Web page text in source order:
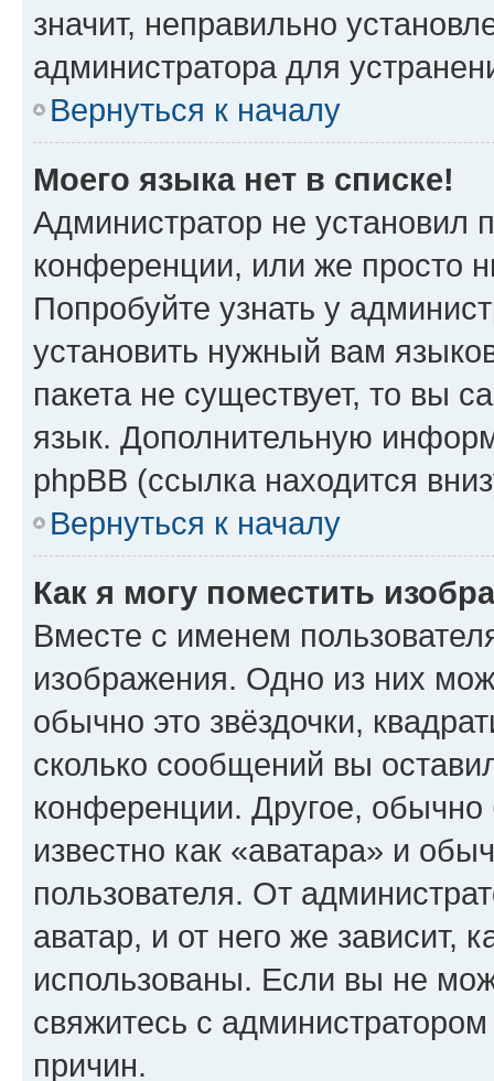
значит, неправильно
администратора для
Вернуться к началу
Моего языка нет в списке!
Администратор не установил
конференции, или же просто
Попробуйте узнать у
установить нужный вам
пакета не существует, то вы
язык. Дополнительную
phpBB (ссылка находится
Вернуться к началу
Как я могу поместить
Вместе с именем
изображения. Одно из них
обычно это звёздочки,
сколько сообщений вы
конференции. Другое,
известно как «аватара» и
пользователя. От
аватар, и от него же зависит,
использованы. Если вы не
свяжитесь с
причин.